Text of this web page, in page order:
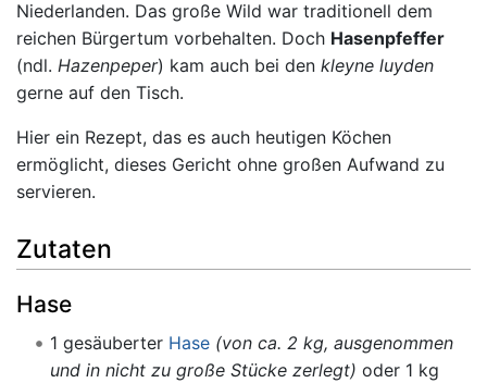
Niederlanden. Das große Wild war traditionell dem
reichen Bürgertum vorbehalten. Doch Hasenpfeffer
(ndl. Hazenpeper) kam auch bei den kleyne luyden
gerne auf den Tisch.
Hier ein Rezept, das es auch heutigen Köchen
ermöglicht, dieses Gericht ohne großen Aufwand zu
servieren.
Zutaten
Hase
1 gesäuberter Hase (von ca. 2 kg, ausgenommen
und in nicht zu große Stücke zerlegt) oder 1 kg